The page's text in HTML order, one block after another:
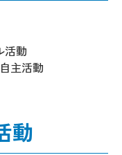
活動
主活動
動